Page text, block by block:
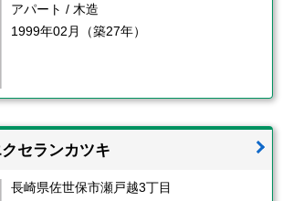
アパート / 木造
1999年02月（築27年）
セランカツキ
長崎県佐世保市瀬戸越3丁目